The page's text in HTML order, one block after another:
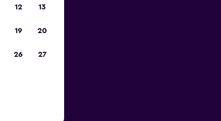
12 13
19 20
26 27